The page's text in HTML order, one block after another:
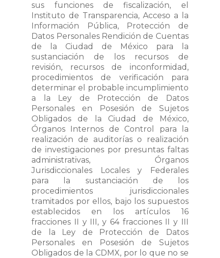
sus funciones de fiscalización, el
Instituto de Transparencia, Acceso a la
Información Pública, Protección de
Datos Personales Rendición de Cuentas
de la Ciudad de México para la
sustanciación de los recursos de
revisión, recursos de inconformidad,
procedimientos de verificación para
determinar el probable incumplimiento
a la Ley de Protección de Datos
Personales en Posesión de Sujetos
Obligados de la Ciudad de México,
Órganos Internos de Control para la
realización de auditorías o realización
de investigaciones por presuntas faltas
administrativas, Órganos
Jurisdiccionales Locales y Federales
para la sustanciación de los
procedimientos jurisdiccionales
tramitados por ellos, bajo los supuestos
establecidos en los artículos 16
fracciones II y III, y 64 fracciones II y III
de la Ley de Protección de Datos
Personales en Posesión de Sujetos
Obligados de la CDMX, por lo que no se